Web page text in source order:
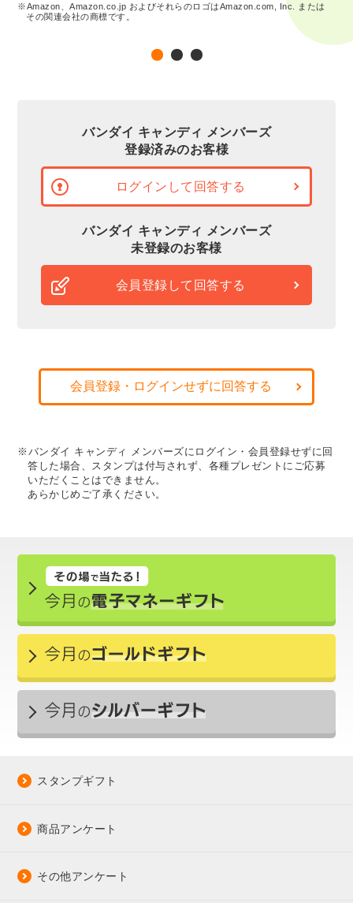
※Amazon、Amazon.co.jp およびそれらのロゴはAmazon.com, Inc. または
その関連会社の商標です。
バンダイ キャンディ メンバーズ
登録済みのお客様
ログインして回答する
バンダイ キャンディ メンバーズ
未登録のお客様
会員登録して回答する
会員登録・ログインせずに回答する
※バンダイ キャンディ メンバーズにログイン・会員登録せずに回
答した場合、スタンプは付与されず、各種プレゼントにご応募
いただくことはできません。
あらかじめご了承ください。
スタンプギフト
商品アンケート
その他アンケート